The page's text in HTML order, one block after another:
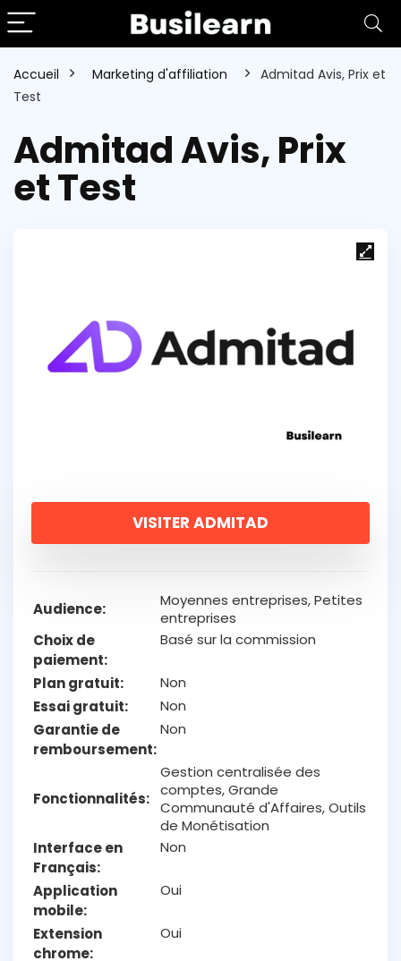
Accueil Marketing d'affiliation
Admitad Avis, Prix et
Test
Admitad Avis, Prix
et Test
VISITER ADMITAD
Audience
Moyennes entreprises, Petites
entreprises
Choix de
paiement
Basé sur la commission
Plan gratuit
Non
Essai gratuit
Non
Garantie de
remboursement
Non
Fonctionnalités
Gestion centralisée des
comptes, Grande
Communauté d'Affaires, Outils
de Monétisation
Interface en
Français
Non
Application
mobile
Oui
Extension
chrome
Oui